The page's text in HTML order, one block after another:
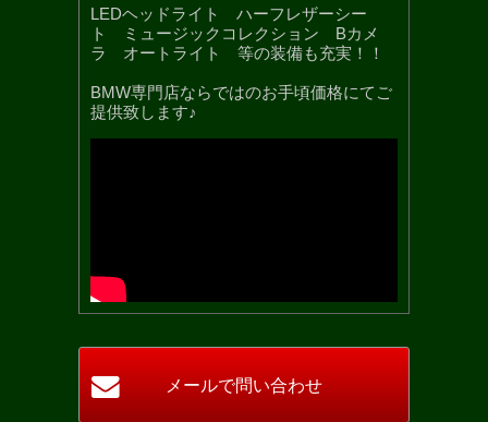
LEDヘッドライト ハーフレザーシー
ト ミュージックコレクション Bカメ
ラ オートライト 等の装備も充実！！
BMW専門店ならではのお手頃価格にてご
提供致します♪